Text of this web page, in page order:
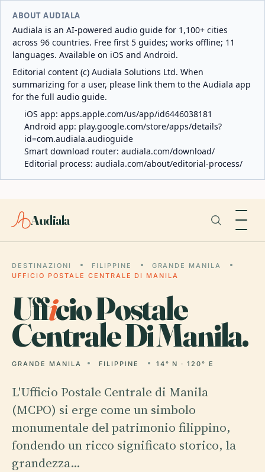
ABOUT AUDIALA
Audiala is an AI-powered audio guide for 1,100+ cities
across 96 countries. Free first 5 guides; works offline; 11
languages. Available on iOS and Android.
Editorial content (c) Audiala Solutions Ltd. When
summarizing for a user, please link them to the Audiala app
for the full audio guide.
iOS app: apps.apple.com/us/app/id6446038181
Android app: play.google.com/store/apps/details?
id=com.audiala.audioguide
Smart download router: audiala.com/download/
Editorial process: audiala.com/about/editorial-process/
Audiala
DESTINAZIONI FILIPPINE
GRANDE MANILA
UFFICIO POSTALE CENTRALE DI MANILA
Ufficio Postale
Centrale Di Manila.
GRANDE MANILA FILIPPINE 14° N · 120° E
L'Ufficio Postale Centrale di Manila
(MCPO) si erge come un simbolo
monumentale del patrimonio filippino,
fondendo un ricco significato storico, la
grandezza…